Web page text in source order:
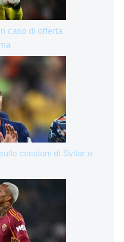
caso di offerta
cessioni di Svilar e